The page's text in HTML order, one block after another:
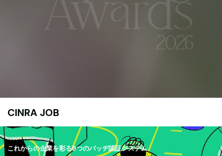
CINRA JOB
これからの企業を彩る9つのバッヂ認証システム